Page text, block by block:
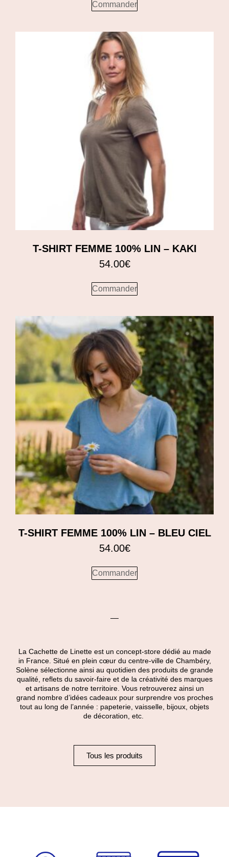
Commander
T-SHIRT FEMME 100% LIN – KAKI
54.00€
Commander
T-SHIRT FEMME 100% LIN – BLEU CIEL
54.00€
Commander
La Cachette de Linette est un concept-store dédié au made
in France. Situé en plein cœur du centre-ville de Chambéry,
Solène sélectionne ainsi au quotidien des produits de grande
qualité, reflets du savoir-faire et de la créativité des marques
et artisans de notre territoire. Vous retrouverez ainsi un
grand nombre d’idées cadeaux pour surprendre vos proches
tout au long de l’année : papeterie, vaisselle, bijoux, objets
de décoration, etc.
Tous les produits